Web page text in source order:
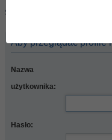
Skocz do:
Aby przeglądać profile
Nazwa
użytkownika:
Hasło: